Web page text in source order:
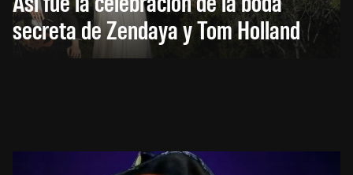
secreta de Zendaya y Tom Holland